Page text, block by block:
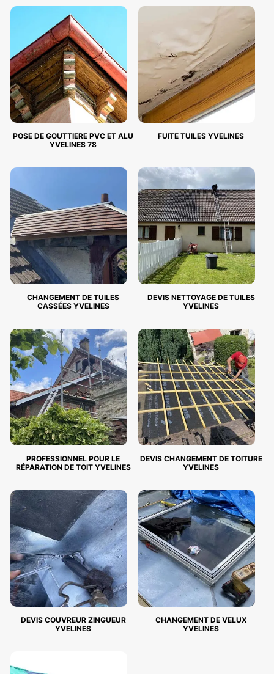
POSE DE GOUTTIERE PVC ET ALU
YVELINES 78
FUITE TUILES YVELINES
CHANGEMENT DE TUILES
CASSÉES YVELINES
DEVIS NETTOYAGE DE TUILES
YVELINES
PROFESSIONNEL POUR LE
RÉPARATION DE TOIT YVELINES
DEVIS CHANGEMENT DE TOITURE
YVELINES
DEVIS COUVREUR ZINGUEUR
YVELINES
CHANGEMENT DE VELUX
YVELINES